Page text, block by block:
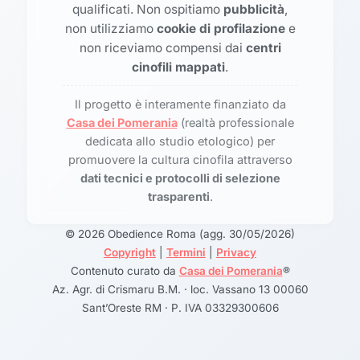
qualificati. Non ospitiamo pubblicità,
non utilizziamo cookie di profilazionee
non riceviamo compensi dai centri
cinofili mappati.
Il progetto è interamente finanziato da
Casa dei Pomerania(realtà professionale
dedicata allo studio etologico) per
promuovere la cultura cinofila attraverso
dati tecnici e protocolli di selezione
trasparenti.
© 2026 Obedience Roma (agg. 30/05/2026)
Copyright
Termini
Privacy
Contenuto curato da Casa dei Pomerania®
Az. Agr. di Crismaru B.M. · loc. Vassano 13 00060
Sant’Oreste RM · P. IVA 03329300606